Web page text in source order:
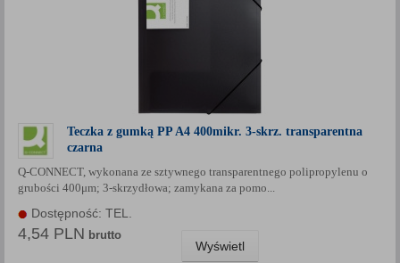
Teczka z gumką PP A4 400mikr. 3-skrz. transparentna
czarna
Q-CONNECT, wykonana ze sztywnego transparentnego polipropylenu o
grubości 400μm; 3-skrzydłowa; zamykana za pomo...
Dostępność: TEL.
4,54 PLN brutto
Wyświetl